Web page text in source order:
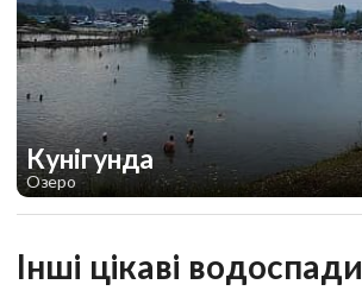
Кунігунда
Озеро
Інші цікаві водоспади